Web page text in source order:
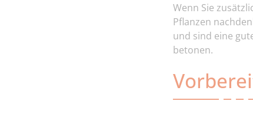
Wenn Sie
Pflanzen
und sind eine
betonen.